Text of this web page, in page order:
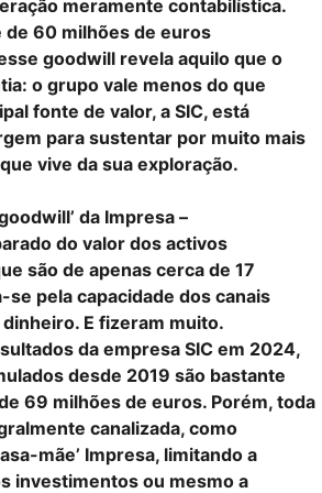
meramente contabilística.
de 60 milhões de euros
goodwill revela aquilo que o
o grupo vale menos do que
fonte de valor, a SIC, está
para sustentar por muito mais
vive da sua exploração.
da Impresa –
do valor dos activos
são de apenas cerca de 17
se pela capacidade dos canais
E fizeram muito.
da empresa SIC em 2024,
desde 2019 são bastante
69 milhões de euros. Porém, toda
canalizada, como
mãe’ Impresa, limitando a
investimentos ou mesmo a